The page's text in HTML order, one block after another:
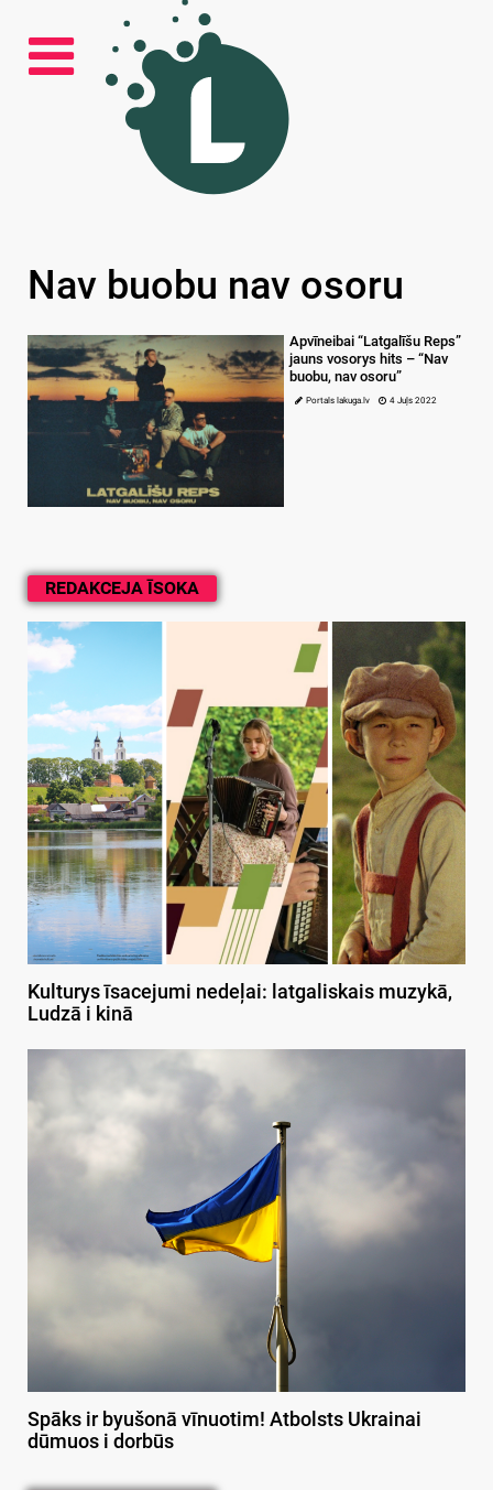
REDAKCEJA ĪSOKA
Kulturys īsacejumi nedeļai: latgaliskais muzykā,
Ludzā i kinā
Spāks ir byušonā vīnuotim! Atbolsts Ukrainai
dūmuos i dorbūs
Nav buobu nav osoru
Apvīneibai “Latgalīšu Reps”
jauns vosorys hits – “Nav
buobu, nav osoru”
Portals lakuga.lv 4 Juļs 2022